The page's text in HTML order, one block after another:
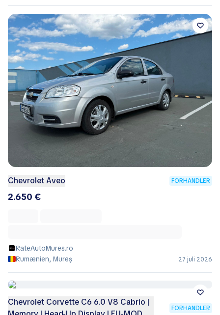
Chevrolet Aveo FORHANDLER
2.650 €
RateAutoMures.ro
Rumænien, Mureș
27 juli 2026
Chevrolet Corvette C6 6.0 V8 Cabrio |
FORHANDLER